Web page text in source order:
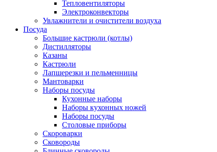
Тепловентиляторы
Электроконвекторы
Увлажнители и очистители воздуха
Посуда
Большие кастрюли (котлы)
Дистилляторы
Казаны
Кастрюли
Лапшерезки и пельменницы
Мантоварки
Наборы посуды
Кухонные наборы
Наборы кухонных ножей
Наборы посуды
Столовые приборы
Скороварки
Сковороды